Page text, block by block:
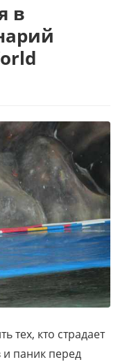
в
тех, кто страдает
паник перед